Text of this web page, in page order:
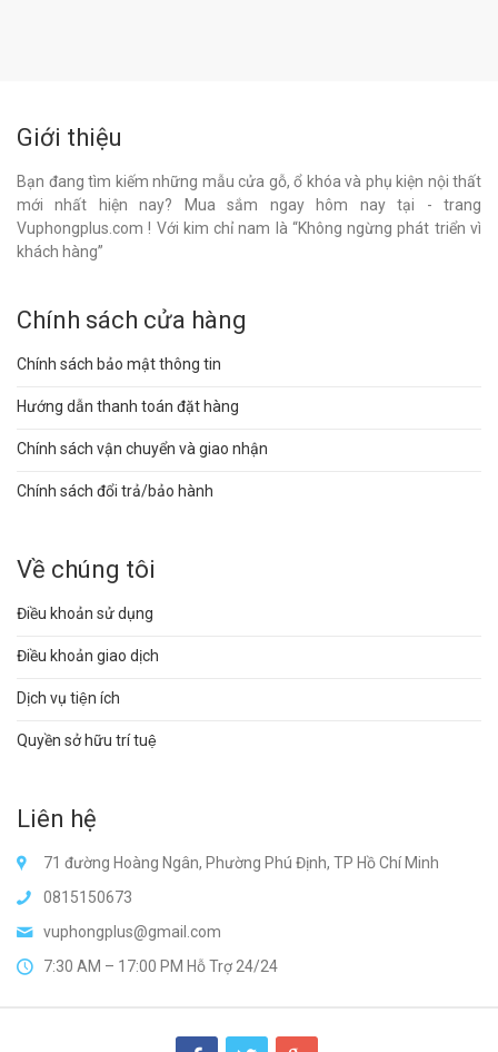
Giới thiệu
Bạn đang tìm kiếm những mẫu cửa gỗ, ổ khóa và phụ kiện nội thất
mới nhất hiện nay? Mua sắm ngay hôm nay tại - trang
Vuphongplus.com ! Với kim chỉ nam là “Không ngừng phát triển vì
khách hàng”
Chính sách cửa hàng
Chính sách bảo mật thông tin
Hướng dẫn thanh toán đặt hàng
Chính sách vận chuyển và giao nhận
Chính sách đổi trả/bảo hành
Về chúng tôi
Điều khoản sử dụng
Điều khoản giao dịch
Dịch vụ tiện ích
Quyền sở hữu trí tuệ
Liên hệ
71 đường Hoàng Ngân, Phường Phú Định, TP Hồ Chí Minh
0815150673
vuphongplus@gmail.com
7:30 AM – 17:00 PM Hỗ Trợ 24/24